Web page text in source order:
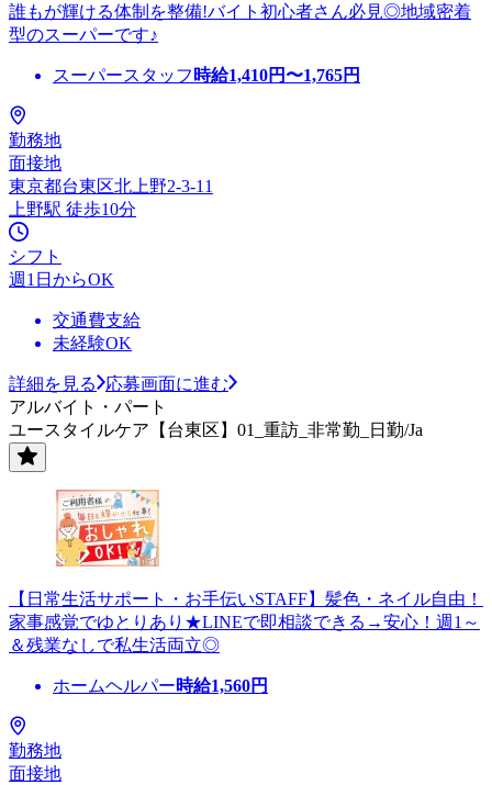
誰もが輝ける体制を整備!バイト初心者さん必見◎地域密着
型のスーパーです♪
スーパースタッフ 時給1,410円〜1,765円
勤務地
面接地
東京都台東区北上野2-3-11
上野駅 徒歩10分
シフト
週1日からOK
交通費支給
未経験OK
詳細を見る
応募画面に進む
アルバイト・パート
ユースタイルケア【台東区】01_重訪_非常勤_日勤/Ja
【日常生活サポート・お手伝いSTAFF】髪色・ネイル自由！
家事感覚でゆとりあり★LINEで即相談できる→安心！週1～
＆残業なしで私生活両立◎
ホームヘルパー時給1,560円
勤務地
面接地